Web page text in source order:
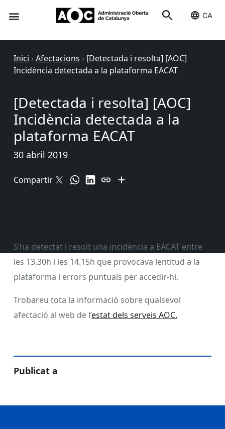
CA
Inici › Afectacions › [Detectada i resolta] [AOC]
Incidència detectada a la plataforma EACAT
[Detectada i resolta] [AOC]
Incidència detectada a la
plataforma EACAT
30 abril 2019
Compartir
S’ha detectat i resolt una incidència a EACAT entre
les 13.30h i les 14.15h que provocava lentitud a la
plataforma i errors puntuals per accedir-hi.
Trobareu tota la informació sobre qualsevol
afectació al web de l’estat dels serveis AOC.
Publicat a